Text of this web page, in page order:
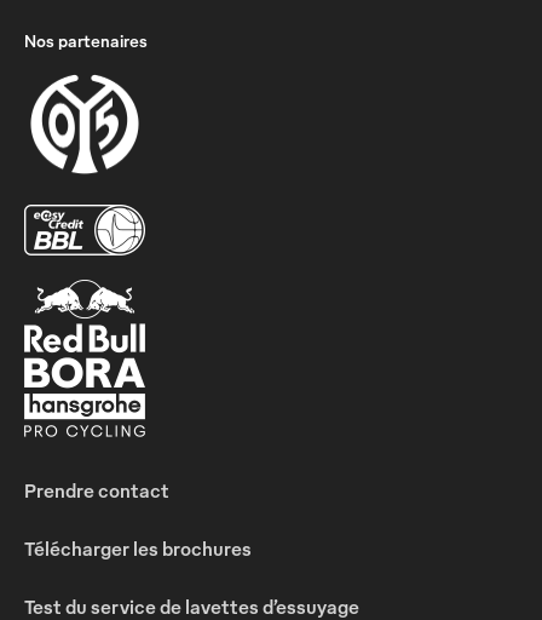
Nos partenaires
Prendre contact
Télécharger les brochures
Test du service de lavettes d’essuyage